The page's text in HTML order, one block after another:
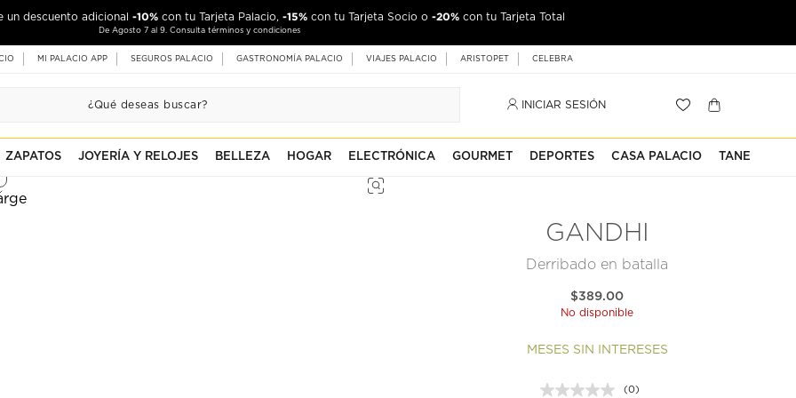
un descuento adicional -10% con tu Tarjeta Palacio, -15% con tu Tarjeta Socio o -20% con tu Tarjeta Total
De Agosto 7 al 9. Consulta términos y condiciones
MI PALACIO APP SEGUROS PALACIO GASTRONOMÍA PALACIO VIAJES PALACIO ARISTOPET CELEBRA
INICIAR SESIÓN
ZAPATOS JOYERÍA Y RELOJES BELLEZA HOGAR ELECTRÓNICA GOURMET DEPORTES CASA PALACIO TANE
GANDHI
Derribado en batalla
$389.00
No disponible
MESES SIN INTERESES
(0)